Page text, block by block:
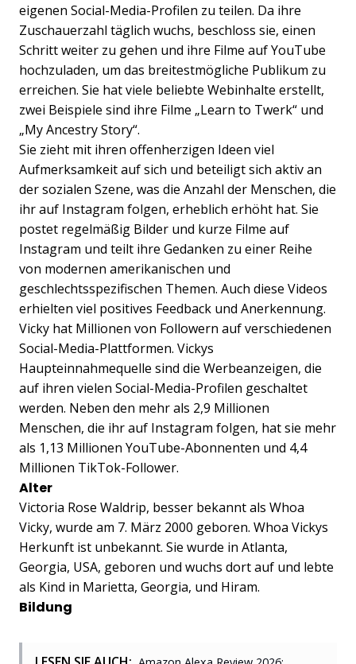
eigenen Social-Media-Profilen zu teilen. Da ihre
Zuschauerzahl täglich wuchs, beschloss sie, einen
Schritt weiter zu gehen und ihre Filme auf YouTube
hochzuladen, um das breitestmögliche Publikum zu
erreichen. Sie hat viele beliebte Webinhalte erstellt,
zwei Beispiele sind ihre Filme „Learn to Twerk“ und
„My Ancestry Story“.
Sie zieht mit ihren offenherzigen Ideen viel
Aufmerksamkeit auf sich und beteiligt sich aktiv an
der sozialen Szene, was die Anzahl der Menschen, die
ihr auf Instagram folgen, erheblich erhöht hat. Sie
postet regelmäßig Bilder und kurze Filme auf
Instagram und teilt ihre Gedanken zu einer Reihe
von modernen amerikanischen und
geschlechtsspezifischen Themen. Auch diese Videos
erhielten viel positives Feedback und Anerkennung.
Vicky hat Millionen von Followern auf verschiedenen
Social-Media-Plattformen. Vickys
Haupteinnahmequelle sind die Werbeanzeigen, die
auf ihren vielen Social-Media-Profilen geschaltet
werden. Neben den mehr als 2,9 Millionen
Menschen, die ihr auf Instagram folgen, hat sie mehr
als 1,13 Millionen YouTube-Abonnenten und 4,4
Millionen TikTok-Follower.
Alter
Victoria Rose Waldrip, besser bekannt als Whoa
Vicky, wurde am 7. März 2000 geboren. Whoa Vickys
Herkunft ist unbekannt. Sie wurde in Atlanta,
Georgia, USA, geboren und wuchs dort auf und lebte
als Kind in Marietta, Georgia, und Hiram.
Bildung